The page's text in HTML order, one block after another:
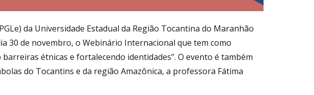
da Universidade Estadual da Região Tocantina do Maranhão
30 de novembro, o Webinário Internacional que tem como
étnicas e fortalecendo identidades”. O evento é também
do Tocantins e da região Amazônica, a professora Fátima